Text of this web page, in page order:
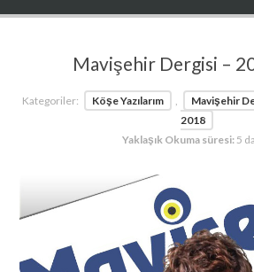
Mavişehir Dergisi –
Kategoriler: Köşe Yazılarım Mavişehir
2018
Yaklaşık Okuma süresi: 5